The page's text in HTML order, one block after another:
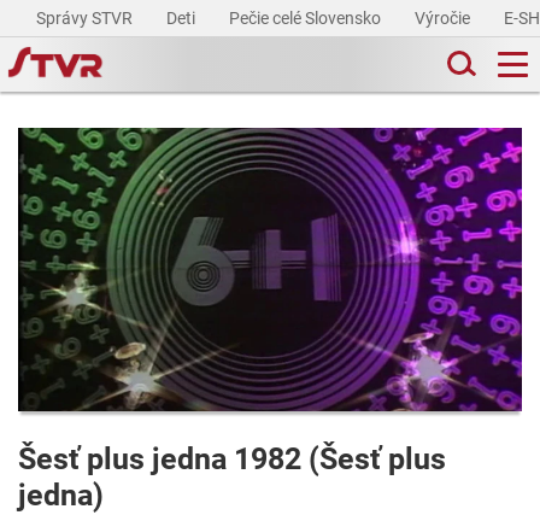
Správy STVR Deti Pečie celé Slovensko Výročie E-
Šesť plus jedna 1982 (Šesť plus
jedna)